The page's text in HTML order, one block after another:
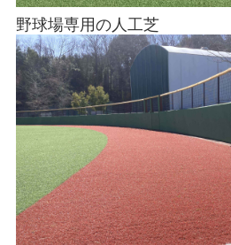
野球場専用の人工芝